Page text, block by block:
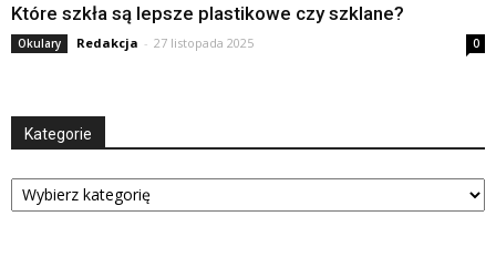
Które szkła są lepsze plastikowe czy szklane?
Okulary Redakcja - 27 listopada 2025 0
Kategorie
Kategorie